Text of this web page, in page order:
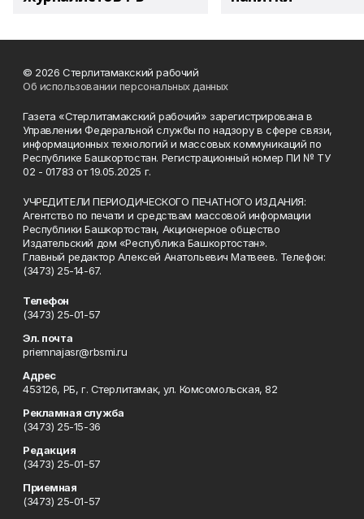
© 2026 Стерлитамакский рабочий
Об использовании персональных данных
Газета «Стерлитамакский рабочий» зарегистрирована в
Управлении Федеральной службы по надзору в сфере связи,
информационных технологий и массовых коммуникаций по
Республике Башкортостан. Регистрационный номер ПИ № ТУ
02 - 01783 от 19.05.2025 г.
УЧРЕДИТЕЛИ ПЕРИОДИЧЕСКОГО ПЕЧАТНОГО ИЗДАНИЯ:
Агентство по печати и средствам массовой информации
Республики Башкортостан, Акционерное общество
Издательский дом «Республика Башкортостан».
Главный редактор Алексей Анатольевич Матвеев. Телефон:
(3473) 25-14-67.
Телефон
(3473) 25-01-57
Эл. почта
priemnajasr@rbsmi.ru
Адрес
453126, РБ, г. Стерлитамак, ул. Комсомольская, 82
Рекламная служба
(3473) 25-15-36
Редакция
(3473) 25-01-57
Приемная
(3473) 25-01-57